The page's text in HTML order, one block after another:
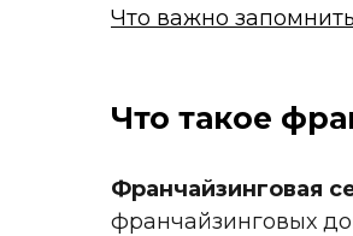
Что важно запомнить
Что такое
Франчайзинговая
франчайзинговых